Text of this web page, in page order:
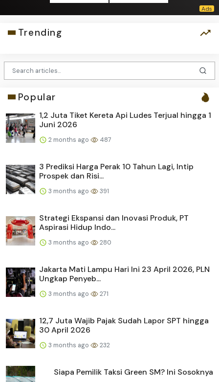
Trending
Popular
1,2 Juta Tiket Kereta Api Ludes Terjual hingga 1
Juni 2026
2 months ago 487
3 Prediksi Harga Perak 10 Tahun Lagi, Intip
Prospek dan Risi...
3 months ago 391
Strategi Ekspansi dan Inovasi Produk, PT
Aspirasi Hidup Indo...
3 months ago 280
Jakarta Mati Lampu Hari Ini 23 April 2026, PLN
Ungkap Penyeb...
3 months ago 271
12,7 Juta Wajib Pajak Sudah Lapor SPT hingga
30 April 2026
3 months ago 232
Siapa Pemilik Taksi Green SM? Ini Sosoknya